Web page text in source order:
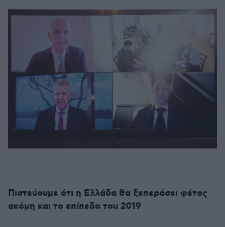
Πιστεύουμε ότι η Ελλάδα θα ξεπεράσει φέτος
ακόμη και το επίπεδο του 2019